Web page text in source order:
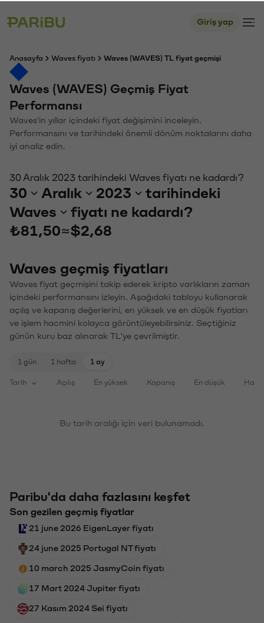
Giriş yap
Anasayfa Waves fiyatı Waves (WAVES) TL fiyat geçmişi
Waves (WAVES) Geçmiş Fiyat
Performansı
Waves'in yıllar içindeki fiyat değişimini inceleyin.
Performansını ve tarihindeki önemli dönüm noktalarını daha
iyi analiz edin.
30 Aralık 2023 tarihindeki Waves fiyatı ne kadardı?
30 Aralık 2023
tarihindeki
Waves
fiyatı ne kadardı?
₺81,50≈$2,68
Waves geçmiş fiyatları
Waves fiyat geçmişini takip ederek kripto varlıkların zaman
içindeki performansını izleyin. Aşağıdaki tabloyu kullanarak
açılış ve kapanış değerlerini, en yüksek ve en düşük fiyatları
ve işlem hacmini kolayca görüntüleyebilirsiniz. Seçtiğiniz
günün kuru baz alınarak TL'ye çevrilmiştir.
1 gün 1 hafta 1 ay
Tarih Açılış En yüksek Kapanış En düşük
Bu tarih aralığı için veri bulunamadı.
Paribu'da daha fazlasını keşfet
Son gezilen geçmiş fiyatlar
21 june 2026 EigenLayer fiyatı
24 june 2025 Portugal NT fiyatı
10 march 2025 JasmyCoin fiyatı
17 Mart 2024 Jupiter fiyatı
27 Kasım 2024 Sei fiyatı